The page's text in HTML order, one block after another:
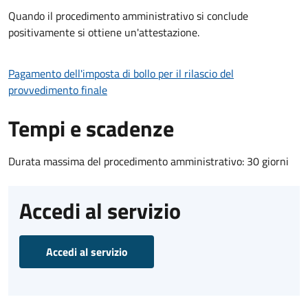
Quando il procedimento amministrativo si conclude
positivamente si ottiene un'attestazione.
Pagamento dell'imposta di bollo per il rilascio del
provvedimento finale
Tempi e scadenze
Durata massima del procedimento amministrativo: 30 giorni
Accedi al servizio
Accedi al servizio